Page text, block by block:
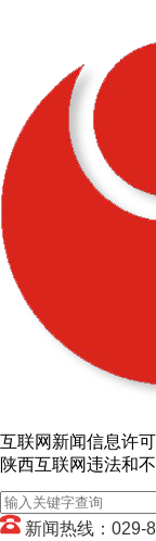
互联网新闻信息许
陕西互联网违法和
新闻热线：029-